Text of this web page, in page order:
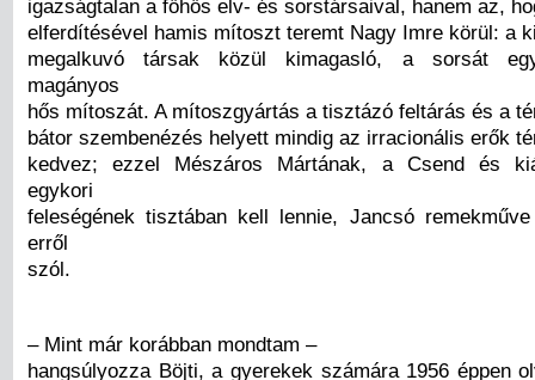
igazságtalan a főhős elv- és sorstársaival, hanem az,
elferdítésével hamis mítoszt teremt Nagy Imre körül: a
megalkuvó társak közül kimagasló, a sorsát
magányos
hős mítoszát. A mítoszgyártás a tisztázó feltárás és a
bátor szembenézés helyett mindig az irracionális erők
kedvez; ezzel Mészáros Mártának, a Csend és
egykori
feleségének tisztában kell lennie, Jancsó
erről
szól.
– Mint már korábban mondtam –
hangsúlyozza Böjti, a gyerekek számára 1956 éppen